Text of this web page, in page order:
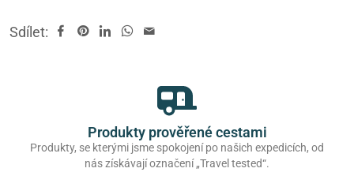
Sdílet:
Produkty prověřené cestami
Produkty, se kterými jsme spokojení po našich expedicích, od
nás získávají označení „Travel tested“.